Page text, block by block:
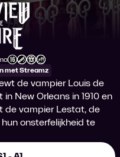
met Streamz
de vampier Louis de
New Orleans in 1910 en
de vampier Lestat, de
onsterfelijkheid te